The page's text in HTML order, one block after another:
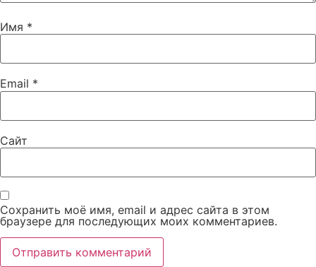
Имя *
Email *
Сайт
Сохранить моё имя, email и адрес сайта в этом
браузере для последующих моих комментариев.